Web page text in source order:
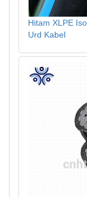
Hitam XLPE
Urd Kabel